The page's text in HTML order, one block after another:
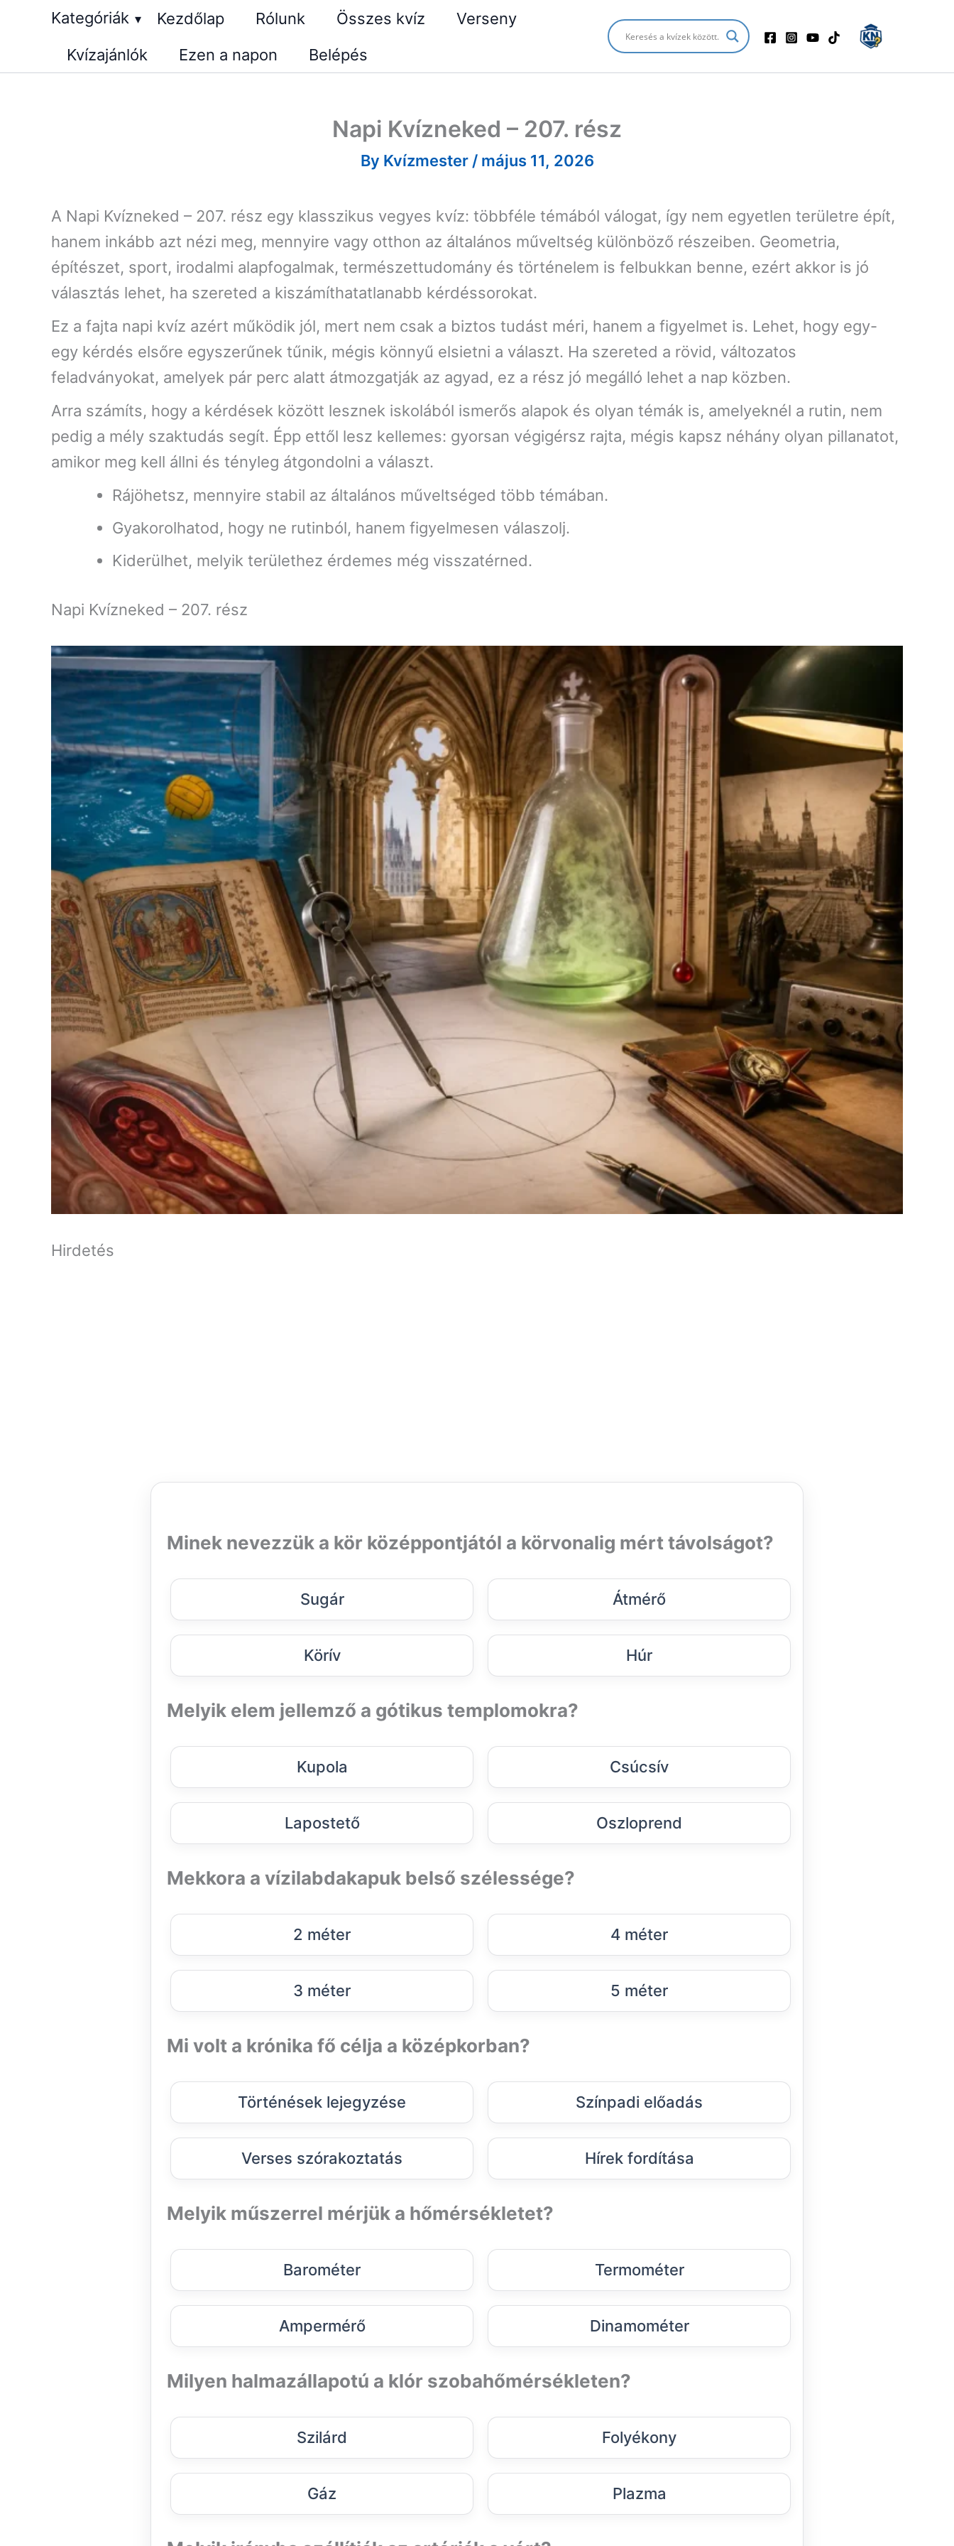
Kategóriák ▾ Kezdőlap Rólunk Összes kvíz
Verseny
Kvízajánlók
Ezen a napon Belépés
Napi Kvízneked – 207. rész
By Kvízmester / május 11, 2026
A Napi Kvízneked – 207. rész egy klasszikus vegyes kvíz: többféle témából válogat, így nem egyetlen területre épít,
hanem inkább azt nézi meg, mennyire vagy otthon az általános műveltség különböző részeiben. Geometria,
építészet, sport, irodalmi alapfogalmak, természettudomány és történelem is felbukkan benne, ezért akkor is jó
választás lehet, ha szereted a kiszámíthatatlanabb kérdéssorokat.
Ez a fajta napi kvíz azért működik jól, mert nem csak a biztos tudást méri, hanem a figyelmet is. Lehet, hogy egy-
egy kérdés elsőre egyszerűnek tűnik, mégis könnyű elsietni a választ. Ha szereted a rövid, változatos
feladványokat, amelyek pár perc alatt átmozgatják az agyad, ez a rész jó megálló lehet a nap közben.
Arra számíts, hogy a kérdések között lesznek iskolából ismerős alapok és olyan témák is, amelyeknél a rutin, nem
pedig a mély szaktudás segít. Épp ettől lesz kellemes: gyorsan végigérsz rajta, mégis kapsz néhány olyan pillanatot,
amikor meg kell állni és tényleg átgondolni a választ.
Rájöhetsz, mennyire stabil az általános műveltséged több témában.
Gyakorolhatod, hogy ne rutinból, hanem figyelmesen válaszolj.
Kiderülhet, melyik területhez érdemes még visszatérned.
Napi Kvízneked – 207. rész
Hirdetés
Minek nevezzük a kör középpontjától a körvonalig mért távolságot?
Sugár Átmérő
Körív Húr
Melyik elem jellemző a gótikus templomokra?
Kupola Csúcsív
Lapostető Oszloprend
Mekkora a vízilabdakapuk belső szélessége?
2 méter 4 méter
3 méter 5 méter
Mi volt a krónika fő célja a középkorban?
Történések lejegyzése Színpadi előadás
Verses szórakoztatás Hírek fordítása
Melyik műszerrel mérjük a hőmérsékletet?
Barométer Termométer
Ampermérő Dinamométer
Milyen halmazállapotú a klór szobahőmérsékleten?
Szilárd Folyékony
Gáz Plazma